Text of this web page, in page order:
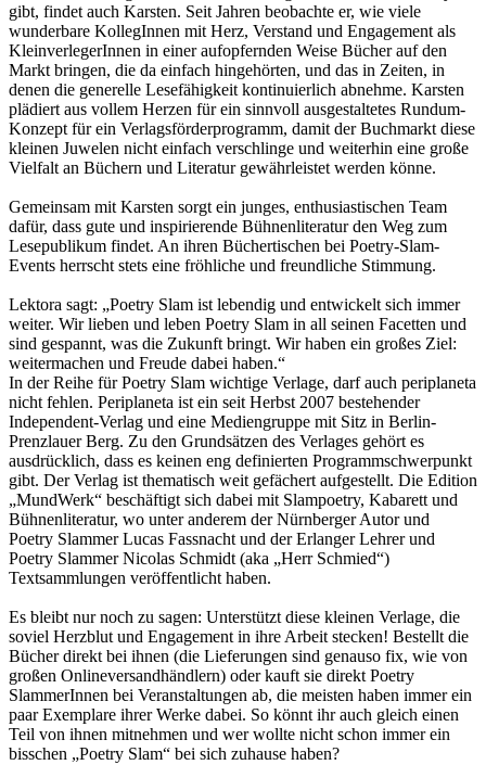
gibt, findet auch Karsten. Seit Jahren beobachte er, wie viele
wunderbare KollegInnen mit Herz, Verstand und Engagement als
KleinverlegerInnen in einer aufopfernden Weise Bücher auf den
Markt bringen, die da einfach hingehörten, und das in Zeiten, in
denen die generelle Lesefähigkeit kontinuierlich abnehme. Karsten
plädiert aus vollem Herzen für ein sinnvoll ausgestaltetes Rundum-
Konzept für ein Verlagsförderprogramm, damit der Buchmarkt diese
kleinen Juwelen nicht einfach verschlinge und weiterhin eine große
Vielfalt an Büchern und Literatur gewährleistet werden könne.
Gemeinsam mit Karsten sorgt ein junges, enthusiastischen Team
dafür, dass gute und inspirierende Bühnenliteratur den Weg zum
Lesepublikum findet. An ihren Büchertischen bei Poetry-Slam-
Events herrscht stets eine fröhliche und freundliche Stimmung.
Lektora sagt: „Poetry Slam ist lebendig und entwickelt sich immer
weiter. Wir lieben und leben Poetry Slam in all seinen Facetten und
sind gespannt, was die Zukunft bringt. Wir haben ein großes Ziel:
weitermachen und Freude dabei haben.“
In der Reihe für Poetry Slam wichtige Verlage, darf auch periplaneta
nicht fehlen. Periplaneta ist ein seit Herbst 2007 bestehender
Independent-Verlag und eine Mediengruppe mit Sitz in Berlin-
Prenzlauer Berg. Zu den Grundsätzen des Verlages gehört es
ausdrücklich, dass es keinen eng definierten Programmschwerpunkt
gibt. Der Verlag ist thematisch weit gefächert aufgestellt. Die Edition
„MundWerk“ beschäftigt sich dabei mit Slampoetry, Kabarett und
Bühnenliteratur, wo unter anderem der Nürnberger Autor und
Poetry Slammer Lucas Fassnacht und der Erlanger Lehrer und
Poetry Slammer Nicolas Schmidt (aka „Herr Schmied“)
Textsammlungen veröffentlicht haben.
Es bleibt nur noch zu sagen: Unterstützt diese kleinen Verlage, die
soviel Herzblut und Engagement in ihre Arbeit stecken! Bestellt die
Bücher direkt bei ihnen (die Lieferungen sind genauso fix, wie von
großen Onlineversandhändlern) oder kauft sie direkt Poetry
SlammerInnen bei Veranstaltungen ab, die meisten haben immer ein
paar Exemplare ihrer Werke dabei. So könnt ihr auch gleich einen
Teil von ihnen mitnehmen und wer wollte nicht schon immer ein
bisschen „Poetry Slam“ bei sich zuhause haben?